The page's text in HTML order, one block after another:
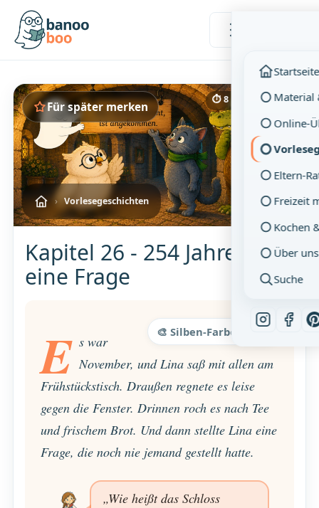
Startseite
Material
Online-
Eltern-
Freizeit
Kochen
Über uns
Suche
› Vorlesegeschichten
⏱ 8 Min. Lesezeit
Für später merken
Kapitel 26 - 254 Jahre und
eine Frage
🎨 Silben-Farben
E s war
November, und Lina saß mit allen am
Frühstückstisch. Draußen regnete es leise
gegen die Fenster. Drinnen roch es nach Tee
und frischem Brot. Und dann stellte Lina eine
Frage, die noch nie jemand gestellt hatte.
„Wie heißt das Schloss